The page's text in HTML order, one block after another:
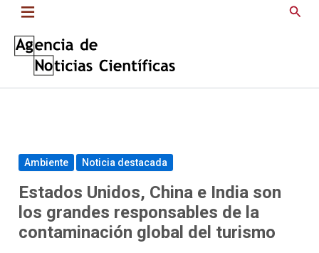
Saltar
contenido
Ambiente Noticia destacada
Estados Unidos, China e India son
los grandes responsables de la
contaminación global del turismo